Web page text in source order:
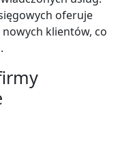
oferuje
klientów, co